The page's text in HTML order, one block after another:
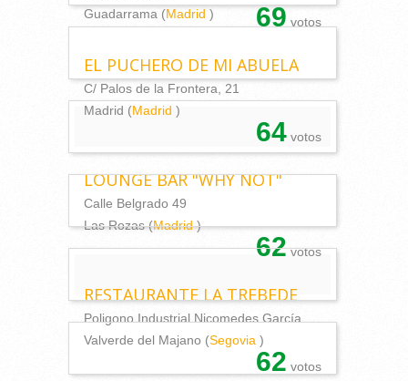
Guadarrama (Madrid ) 69 votos
EL PUCHERO DE MI ABUELA
C/ Palos de la Frontera, 21
Madrid (Madrid )
64 votos
LOUNGE BAR "WHY NOT"
Calle Belgrado 49
Las Rozas (Madrid )
62votos
RESTAURANTE LA TREBEDE
Poligono Industrial Nicomedes García
Valverde del Majano (Segovia )
62 votos